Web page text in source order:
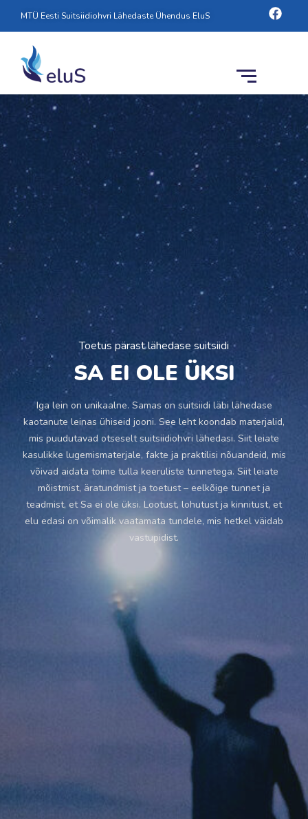
MTÜ Eesti Suitsiidiohvri Lähedaste Ühendus EluS
Toetus pärast lähedase suitsiidi
SA EI OLE ÜKSI
Iga lein on unikaalne. Samas on suitsiidi läbi lähedase
kaotanute leinas ühiseid jooni. See leht koondab materjalid,
mis puudutavad otseselt suitsiidiohvri lähedasi. Siit leiate
kasulikke lugemismaterjale, fakte ja praktilisi nõuandeid, mis
võivad aidata toime tulla keeruliste tunnetega. Siit leiate
mõistmist, äratundmist ja toetust – eelkõige tunnet ja
teadmist, et Sa ei ole üksi. Lootust, lohutust ja kinnitust, et
elu edasi on võimalik vaatamata tundele, mis hetkel väidab
vastupidist.